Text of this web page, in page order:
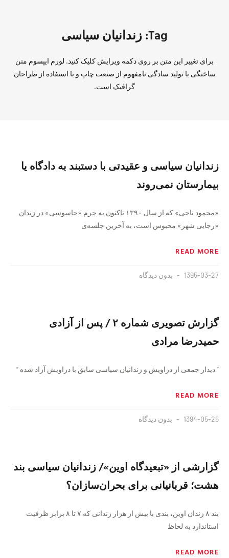
Tag: زندانیان سیاسی
برای تغییر این متن بر روی دکمه ویرایش کلیک کنید. لورم ایپسوم متن
ساختگی با تولید سادگی نامفهوم از صنعت چاپ و با استفاده از طراحان
گرافیک است.
زندانیان سیاسی و عقیدتی با دستبند به دادگاه یا
بیمارستان نمی‌روند
«محمود ناجی» که از سال ۱۳۹۰ تاکنون به جرم «جاسوسی» در زندان
«رجایی شهر» محبوس است، به آخرین جلسه‌ی
READ MORE
1395-03-27 بدون دیدگاه
گزارش تصویری شماره ۲ / پس از آزادی
حميدرضا مرادی
“ دیدار جمعی از دراویش و زندانیان سیاسی سابق با دراویش آزاد شده “
READ MORE
1394-05-26 بدون دیدگاه
گزارشی از «تبعیدگاه اوین»/ زندانیان سیاسی بند
هشت؛ قربانیانی برای بحران‌سازان؟
بند ۸ زندان اوین، بندی با بیش از هزار زندانی که ۷ تا ۸ برابر ظرفیت
استاندارد به لحاظ
READ MORE